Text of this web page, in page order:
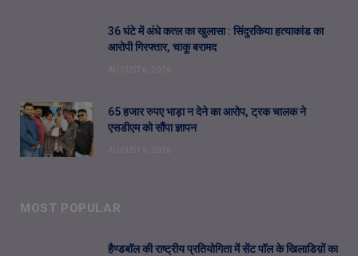
36 घंटे में अंधे कत्ल का खुलासा : सिंदुरकिया हत्याकांड का
आरोपी गिरफ्तार, चाकू बरामद
65 हजार रुपए भाड़ा न देने का आरोप, ट्रक चालक ने
एसडीएम को सौंपा ज्ञापन
MOST POPULAR
हैण्डबॉल की राष्ट्रीय प्रतियोगिता में सेंट पॉल के खिलाडिय़ों का